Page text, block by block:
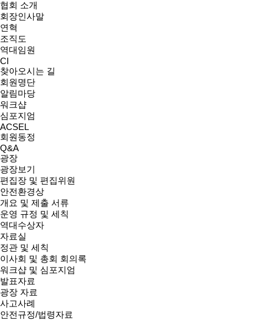
협회 소개
회장인사말
연혁
조직도
역대임원
CI
찾아오시는 길
회원명단
알림마당
워크샵
심포지엄
ACSEL
회원동정
Q&A
광장
광장보기
편집장 및 편집위원
안전환경상
개요 및 제출 서류
운영 규정 및 세칙
역대수상자
자료실
정관 및 세칙
이사회 및 총회 회의록
워크샵 및 심포지엄
발표자료
광장 자료
사고사례
안전규정/법령자료